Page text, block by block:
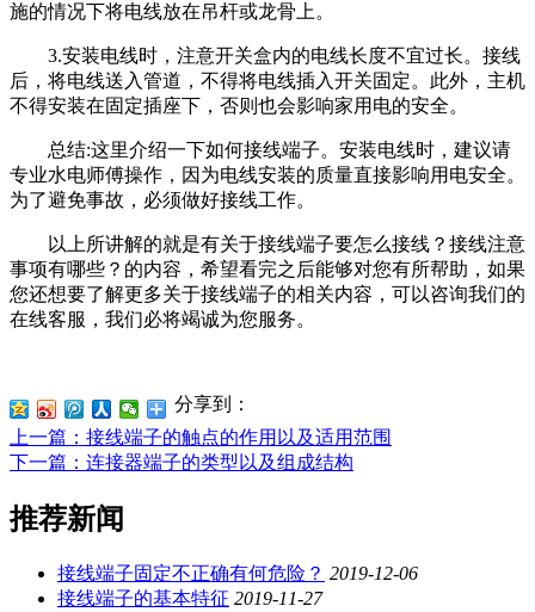
施的情况下将电线放在吊杆或龙骨上。
3.安装电线时，注意开关盒内的电线长度不宜过长。接线
后，将电线送入管道，不得将电线插入开关固定。此外，主机
不得安装在固定插座下，否则也会影响家用电的安全。
总结:这里介绍一下如何接线端子。安装电线时，建议请
专业水电师傅操作，因为电线安装的质量直接影响用电安全。
为了避免事故，必须做好接线工作。
以上所讲解的就是有关于接线端子要怎么接线？接线注意
事项有哪些？的内容，希望看完之后能够对您有所帮助，如果
您还想要了解更多关于接线端子的相关内容，可以咨询我们的
在线客服，我们必将竭诚为您服务。
分享到：
上一篇 ：接线端子的触点的作用以及适用范围
下一篇 ：连接器端子的类型以及组成结构
推荐新闻
接线端子固定不正确有何危险？ 2019-12-06
接线端子的基本特征 2019-11-27